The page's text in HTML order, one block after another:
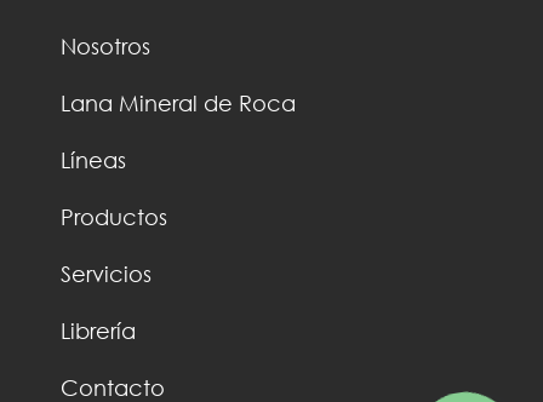
Nosotros
Lana Mineral de Roca
Líneas
Productos
Servicios
Librería
Contacto